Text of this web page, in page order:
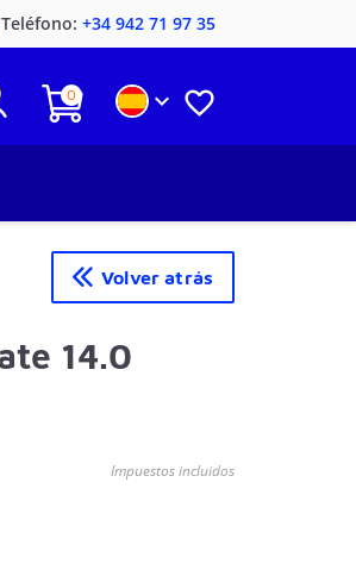
Teléfono: +34 942 71 97 35
0  
Volver atrás
14.0
Impuestos incluidos